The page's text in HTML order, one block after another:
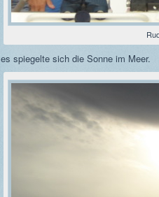
es spiegelte sich die Sonne im Meer.